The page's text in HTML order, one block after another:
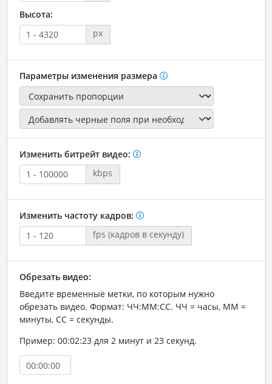
Высота:
px
Параметры изменения размера
Изменить битрейт видео:
kbps
Изменить частоту кадров:
fps (кадров в секунду)
Обрезать видео:
Введите временные метки, по которым нужно
обрезать видео. Формат: ЧЧ:ММ:СС. ЧЧ = часы, ММ =
минуты, СС = секунды.
Пример: 00:02:23 для 2 минут и 23 секунд.